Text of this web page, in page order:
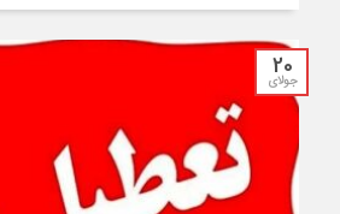
20
جولای